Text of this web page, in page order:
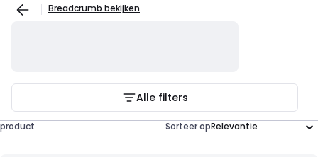
Breadcrumb bekijken
Alle filters
product Sorteer op